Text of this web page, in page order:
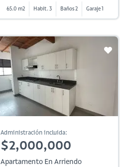
65.0 m2 Habit. 3 Baños 2 Garaje 1
Administración incluida:
$2,000,000
Apartamento En Arriendo